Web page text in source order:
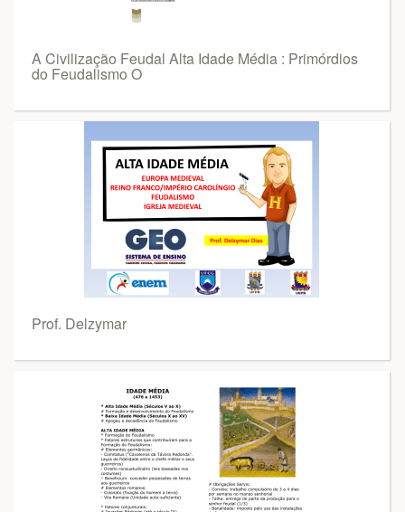
A Civilização Feudal Alta Idade Média : Primórdios
do Feudalismo O
Prof. Delzymar